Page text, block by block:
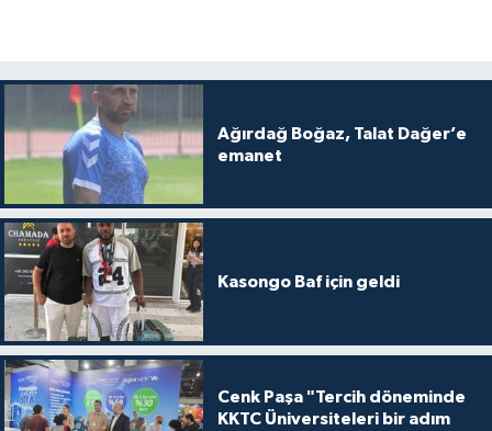
Ağırdağ Boğaz, Talat Dağer’e
emanet
Kasongo Baf için geldi
Cenk Paşa "Tercih döneminde
KKTC Üniversiteleri bir adım